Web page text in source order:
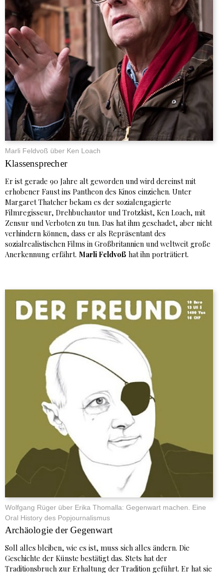
Marli Feldvoß über Ken Loach
Klassensprecher
Er ist gerade 90 Jahre alt geworden und wird dereinst mit
erhobener Faust ins Pantheon des Kinos einziehen. Unter
Margaret Thatcher bekam es der sozialengagierte
Filmregisseur, Drehbuchautor und Trotzkist, Ken Loach, mit
Zensur und Verboten zu tun. Das hat ihm geschadet, aber nicht
verhindern können, dass er als Repräsentant des
sozialrealistischen Films in Großbritannien und weltweit große
Anerkennung erfährt. Marli Feldvoß hat ihn porträtiert.
Wolfgang Rüger über Erika Thomalla: Gegenwart machen. Eine
Oral History des Popjournalismus
Archäologie der Gegenwart
Soll alles bleiben, wie es ist, muss sich alles ändern. Die
Geschichte der Künste bestätigt das. Stets hat der
Traditionsbruch zur Erhaltung der Tradition geführt. Er hat sie